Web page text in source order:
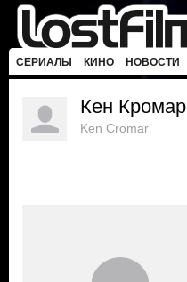
СЕРИАЛЫ КИНО НОВОСТИ
Кен Кромар
Ken Cromar